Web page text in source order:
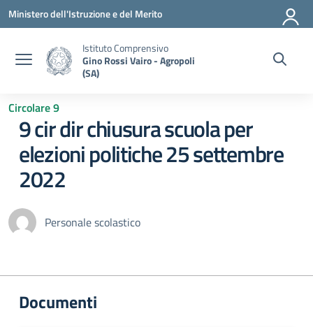
Vai ai contenuti
Vai al menu di navigazione
Vai al footer
Ministero dell'Istruzione e del Merito
Istituto Comprensivo
Gino Rossi Vairo - Agropoli
(SA)
Circolare 9
9 cir dir chiusura scuola per
elezioni politiche 25 settembre
2022
Personale scolastico
Documenti